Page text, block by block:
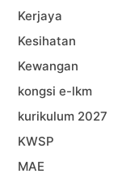
Kerjaya
Kesihatan
Kewangan
kongsi e-lkm
kurikulum 2027
KWSP
MAE